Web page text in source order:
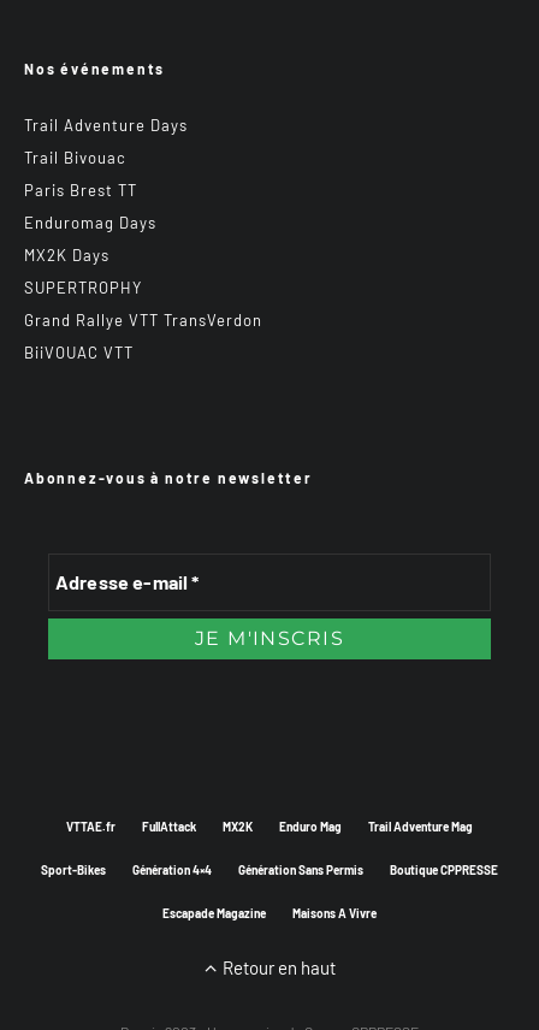
Nos événements
Trail Adventure Days
Trail Bivouac
Paris Brest TT
Enduromag Days
MX2K Days
SUPERTROPHY
Grand Rallye VTT TransVerdon
BiiVOUAC VTT
Abonnez-vous à notre newsletter
VTTAE.fr FullAttack MX2K Enduro Mag Trail Adventure Mag
Sport-Bikes Génération 4×4 Génération Sans Permis Boutique CPPRESSE
Escapade Magazine Maisons A Vivre
Retour en haut